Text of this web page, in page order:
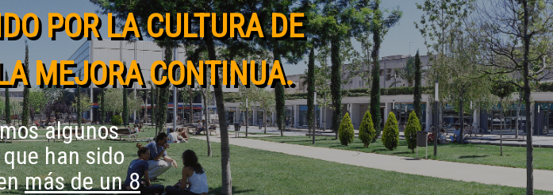
POR LA CULTURA DE
MEJORA CONTINUA.
algunos
han sido
más de un 8